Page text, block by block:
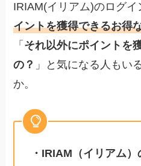
IRIAM(イリアム)のログ
イントを獲得できるお得
「 それ以外にポイントを
の？ 」と気になる人もい
か。
・IRIAM（イリアム